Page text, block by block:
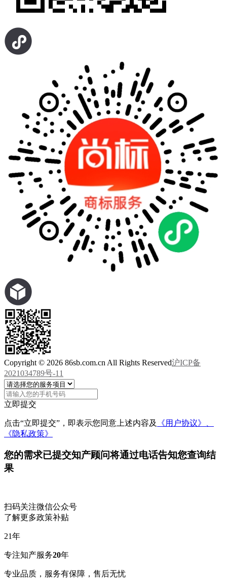
Copyright © 2026 86sb.com.cn All Rights Reserved沪ICP备
2021034789号-11
立即提交
点击“立即提交”，即表示您同意上述内容及
《用户协议》、
《隐私政策》
您的需求已提交知产顾问将通过电话告知您查询结
果
扫码关注微信公众号
了解更多政策补贴
21年
专注知产服务20年
专业品质，服务有保障，售后无忧